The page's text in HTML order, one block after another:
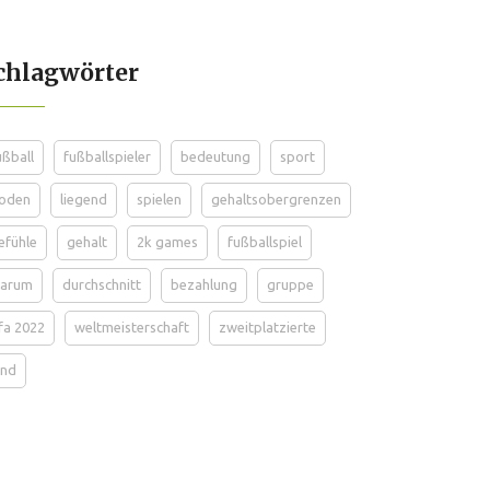
fußballspieler bedeutung sport
liegend spielen gehaltsobergrenzen
gehalt 2k games fußballspiel
durchschnitt bezahlung gruppe
2022 weltmeisterschaft zweitplatzierte